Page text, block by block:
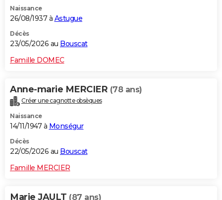
Naissance
26/08/1937 à Astugue
Décès
23/05/2026 au Bouscat
Famille DOMEC
Anne-marie MERCIER (78 ans)
Créer une cagnotte obsèques
Naissance
14/11/1947 à Monségur
Décès
22/05/2026 au Bouscat
Famille MERCIER
Marie JAULT (87 ans)